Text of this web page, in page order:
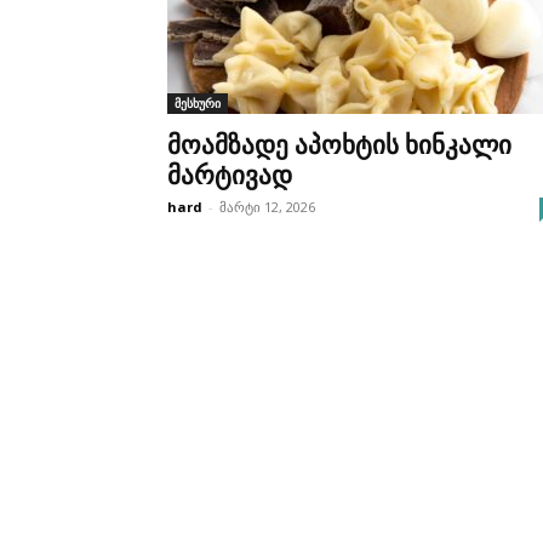
მესხური
მოამზადე აპოხტის ხინკალი
მარტივად
hard - მარტი 12, 2026